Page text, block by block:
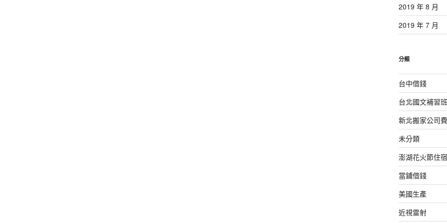
2019 年 8 月
2019 年 7 月
分類
台中借錢
台北國文補習班
新北搬家公司
未分類
澎湖花火節住
當鋪借錢
美國生產
近視雷射